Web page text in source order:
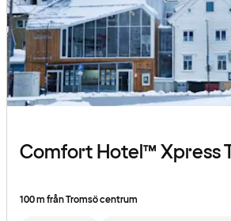
Comfort Hotel™ Xpress
100 m från Tromsö centrum